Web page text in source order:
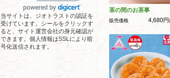
当サイトは、ジオトラストの認証を
受けています。シールをクリックす
ると、サイト運営会社の身元確認が
できます。個人情報はSSLにより暗
号化送信されます。
茶の間のお茶事
販売価格 4,680円